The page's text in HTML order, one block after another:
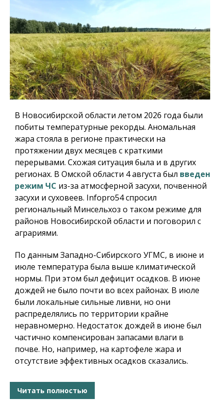
В Новосибирской области летом 2026 года были
побиты температурные рекорды. Аномальная
жара стояла в регионе практически на
протяжении двух месяцев с краткими
перерывами. Схожая ситуация была и в других
регионах. В Омской области 4 августа был введен
режим ЧС из-за атмосферной засухи, почвенной
засухи и суховеев. Infopro54спросил
региональный Минсельхоз о таком режиме для
районов Новосибирской области и поговорил с
аграриями.
По данным Западно-Сибирского УГМС, в июне и
июле температура была выше климатической
нормы. При этом был дефицит осадков. В июне
дождей не было почти во всех районах. В июле
были локальные сильные ливни, но они
распределялись по территории крайне
неравномерно. Недостаток дождей в июне был
частично компенсирован запасами влаги в
почве. Но, например, на картофеле жара и
отсутствие эффективных осадков сказались.
Читать полностью